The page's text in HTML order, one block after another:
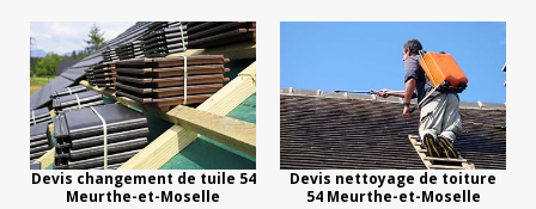
Devis changement de tuile 54
Meurthe-et-Moselle
Devis nettoyage de toiture
54 Meurthe-et-Moselle